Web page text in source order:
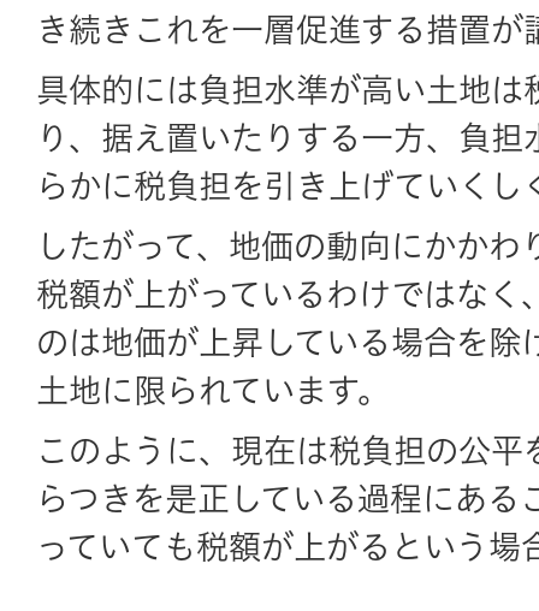
き続きこれを一層促進する措置が
具体的には負担水準が高い土地は
り、据え置いたりする一方、負
らかに税負担を引き上げていくし
したがって、地価の動向にかかわ
税額が上がっているわけではなく
のは地価が上昇している場合を除
土地に限られています。
このように、現在は税負担の公平
らつきを是正している過程にある
っていても税額が上がるという場